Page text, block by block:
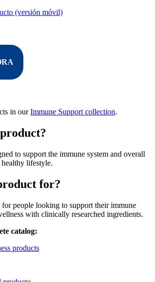
(versión móvil)
in ourImmune Support collection.
to support the immune system and overall
lifestyle.
for?
people looking to support their immune
with clinically researched ingredients.
catalog:
products